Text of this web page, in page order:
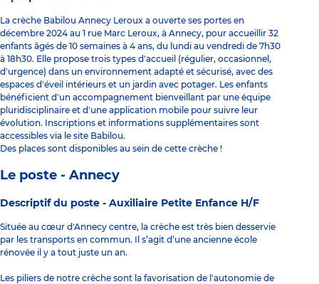
La crèche Babilou Annecy Leroux a ouverte ses portes en
décembre 2024 au 1 rue Marc Leroux, à Annecy, pour accueillir 32
enfants âgés de 10 semaines à 4 ans, du lundi au vendredi de 7h30
à 18h30. Elle propose trois types d'accueil (régulier, occasionnel,
d'urgence) dans un environnement adapté et sécurisé, avec des
espaces d'éveil intérieurs et un jardin avec potager. Les enfants
bénéficient d'un accompagnement bienveillant par une équipe
pluridisciplinaire et d'une application mobile pour suivre leur
évolution. Inscriptions et informations supplémentaires sont
accessibles via le site Babilou.
Des places sont disponibles au sein de cette crèche !
Le poste - Annecy
Descriptif du poste - Auxiliaire Petite Enfance H/F
Située au cœur d'Annecy centre, la crèche est très bien desservie
par les transports en commun. Il s’agit d’une ancienne école
rénovée il y a tout juste un an.
Les piliers de notre crèche sont la favorisation de l'autonomie de